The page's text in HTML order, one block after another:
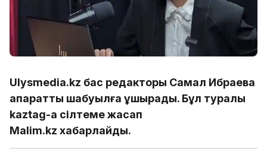
Ulysmedia.kz бас редакторы Самал Ибраева
ақпараттық шабуылға ұшырады. Бұл туралы
kaztag-қа сілтеме жасап
Malim.kz хабарлайды.